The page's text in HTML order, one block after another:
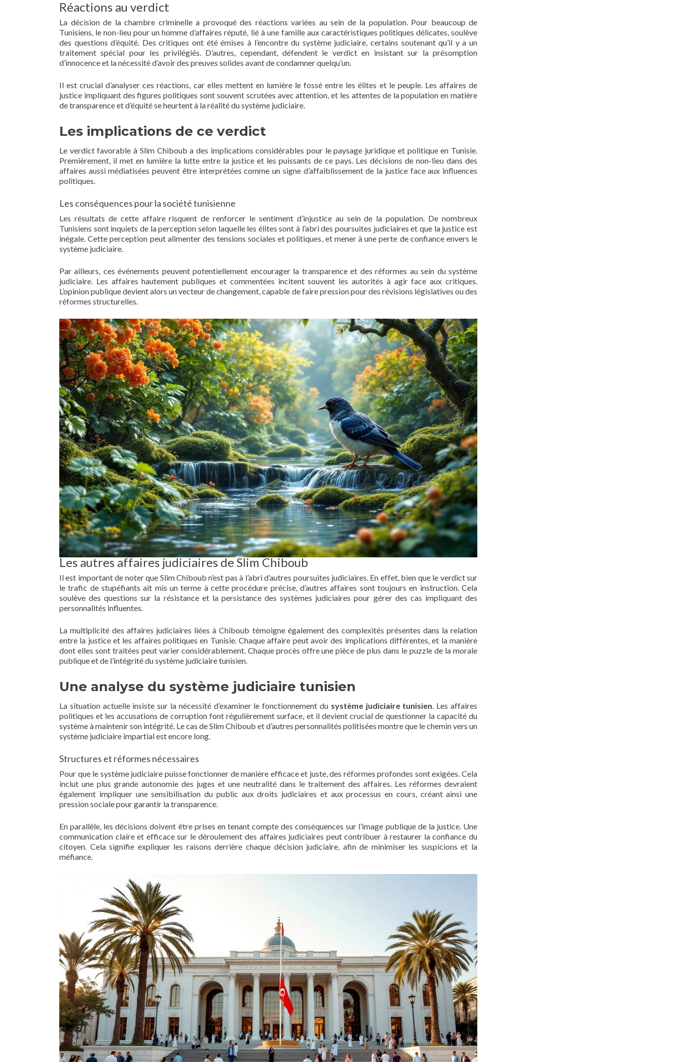
Réactions au verdict
La décision de la chambre criminelle a provoqué des réactions variées au sein de la population. Pour beaucoup de
Tunisiens, le non-lieu pour un homme d’affaires réputé, lié à une famille aux caractéristiques politiques délicates, soulève
des questions d’équité. Des critiques ont été émises à l’encontre du système judiciaire, certains soutenant qu’il y a un
traitement spécial pour les privilégiés. D’autres, cependant, défendent le verdict en insistant sur la présomption
d’innocence et la nécessité d’avoir des preuves solides avant de condamner quelqu’un.
Il est crucial d’analyser ces réactions, car elles mettent en lumière le fossé entre les élites et le peuple. Les affaires de
justice impliquant des figures politiques sont souvent scrutées avec attention, et les attentes de la population en matière
de transparence et d’équité se heurtent à la réalité du système judiciaire.
Les implications de ce verdict
Le verdict favorable à Slim Chiboub a des implications considérables pour le paysage juridique et politique en Tunisie.
Premièrement, il met en lumière la lutte entre la justice et les puissants de ce pays. Les décisions de non-lieu dans des
affaires aussi médiatisées peuvent être interprétées comme un signe d’affaiblissement de la justice face aux influences
politiques.
Les conséquences pour la société tunisienne
Les résultats de cette affaire risquent de renforcer le sentiment d’injustice au sein de la population. De nombreux
Tunisiens sont inquiets de la perception selon laquelle les élites sont à l’abri des poursuites judiciaires et que la justice est
inégale. Cette perception peut alimenter des tensions sociales et politiques, et mener à une perte de confiance envers le
système judiciaire.
Par ailleurs, ces événements peuvent potentiellement encourager la transparence et des réformes au sein du système
judiciaire. Les affaires hautement publiques et commentées incitent souvent les autorités à agir face aux critiques.
L’opinion publique devient alors un vecteur de changement, capable de faire pression pour des révisions législatives ou des
réformes structurelles.
Les autres affaires judiciaires de Slim Chiboub
Il est important de noter que Slim Chiboub n’est pas à l’abri d’autres poursuites judiciaires. En effet, bien que le verdict sur
le trafic de stupéfiants ait mis un terme à cette procédure précise, d’autres affaires sont toujours en instruction. Cela
soulève des questions sur la résistance et la persistance des systèmes judiciaires pour gérer des cas impliquant des
personnalités influentes.
La multiplicité des affaires judiciaires liées à Chiboub témoigne également des complexités présentes dans la relation
entre la justice et les affaires politiques en Tunisie. Chaque affaire peut avoir des implications différentes, et la manière
dont elles sont traitées peut varier considérablement. Chaque procès offre une pièce de plus dans le puzzle de la morale
publique et de l’intégrité du système judiciaire tunisien.
Une analyse du système judiciaire tunisien
La situation actuelle insiste sur la nécessité d’examiner le fonctionnement du système judiciaire tunisien. Les affaires
politiques et les accusations de corruption font régulièrement surface, et il devient crucial de questionner la capacité du
système à maintenir son intégrité. Le cas de Slim Chiboub et d’autres personnalités politisées montre que le chemin vers un
système judiciaire impartial est encore long.
Structures et réformes nécessaires
Pour que le système judiciaire puisse fonctionner de manière efficace et juste, des réformes profondes sont exigées. Cela
inclut une plus grande autonomie des juges et une neutralité dans le traitement des affaires. Les réformes devraient
également impliquer une sensibilisation du public aux droits judiciaires et aux processus en cours, créant ainsi une
pression sociale pour garantir la transparence.
En parallèle, les décisions doivent être prises en tenant compte des conséquences sur l’image publique de la justice. Une
communication claire et efficace sur le déroulement des affaires judiciaires peut contribuer à restaurer la confiance du
citoyen. Cela signifie expliquer les raisons derrière chaque décision judiciaire, afin de minimiser les suspicions et la
méfiance.